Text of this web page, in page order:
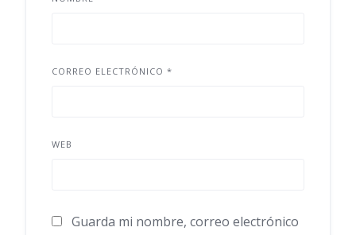
CORREO ELECTRÓNICO *
WEB
Guarda mi nombre, correo electrónico